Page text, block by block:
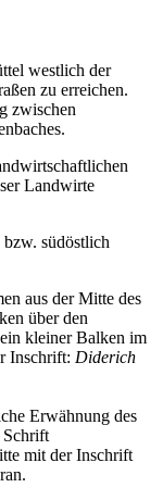
westlich der
zu erreichen.
zwischen
Landwirte
südöstlich
aus der Mitte des
über den
kleiner Balken im
Inschrift: Diderich
Erwähnung des
Schrift
mit der Inschrift